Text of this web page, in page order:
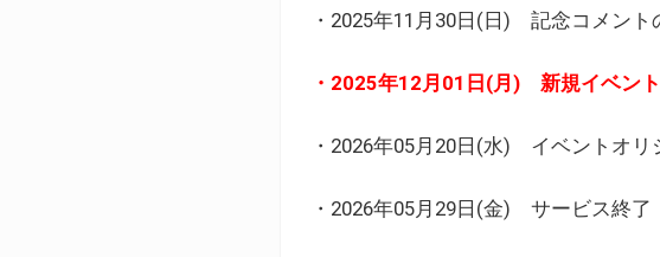
・2025年11月30日(日) 記念コメント
・2025年12月01日(月) 新規イベン
・2026年05月20日(水) イベントオ
・2026年05月29日(金) サービス終了